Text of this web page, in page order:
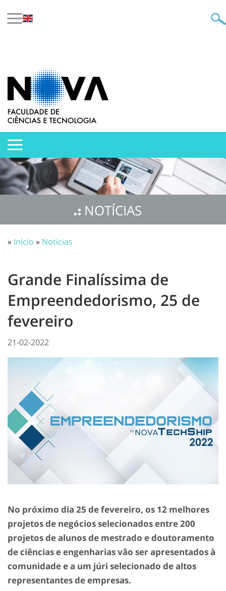
NOTÍCIAS
» Início » Notícias
Grande Finalíssima de
Empreendedorismo, 25 de
fevereiro
21-02-2022
No próximo dia 25 de fevereiro, os 12 melhores
projetos de negócios selecionados entre 200
projetos de alunos de mestrado e doutoramento
de ciências e engenharias vão ser apresentados à
comunidade e a um júri selecionado de altos
representantes de empresas.